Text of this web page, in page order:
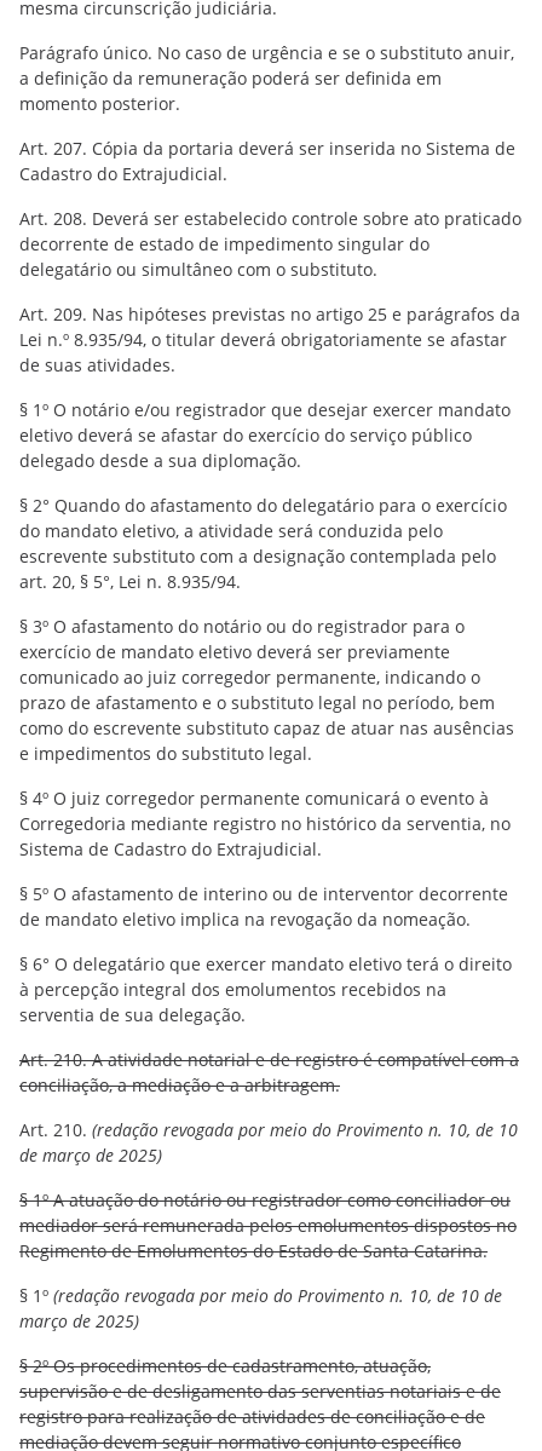
mesma circunscrição judiciária.
Parágrafo único. No caso de urgência e se o substituto anuir,
a definição da remuneração poderá ser definida em
momento posterior.
Art. 207. Cópia da portaria deverá ser inserida no Sistema de
Cadastro do Extrajudicial.
Art. 208. Deverá ser estabelecido controle sobre ato praticado
decorrente de estado de impedimento singular do
delegatário ou simultâneo com o substituto.
Art. 209. Nas hipóteses previstas no artigo 25 e parágrafos da
Lei n.º 8.935/94, o titular deverá obrigatoriamente se afastar
de suas atividades.
§ 1º O notário e/ou registrador que desejar exercer mandato
eletivo deverá se afastar do exercício do serviço público
delegado desde a sua diplomação.
§ 2° Quando do afastamento do delegatário para o exercício
do mandato eletivo, a atividade será conduzida pelo
escrevente substituto com a designação contemplada pelo
art. 20, § 5°, Lei n. 8.935/94.
§ 3º O afastamento do notário ou do registrador para o
exercício de mandato eletivo deverá ser previamente
comunicado ao juiz corregedor permanente, indicando o
prazo de afastamento e o substituto legal no período, bem
como do escrevente substituto capaz de atuar nas ausências
e impedimentos do substituto legal.
§ 4º O juiz corregedor permanente comunicará o evento à
Corregedoria mediante registro no histórico da serventia, no
Sistema de Cadastro do Extrajudicial.
§ 5º O afastamento de interino ou de interventor decorrente
de mandato eletivo implica na revogação da nomeação.
§ 6° O delegatário que exercer mandato eletivo terá o direito
à percepção integral dos emolumentos recebidos na
serventia de sua delegação.
Art. 210. A atividade notarial e de registro é compatível com a
conciliação, a mediação e a arbitragem.
Art. 210. (redação revogada por meio do Provimento n. 10, de 10
de março de 2025)
§ 1º A atuação do notário ou registrador como conciliador ou
mediador será remunerada pelos emolumentos dispostos no
Regimento de Emolumentos do Estado de Santa Catarina.
§ 1º (redação revogada por meio do Provimento n. 10, de 10 de
março de 2025)
§ 2º Os procedimentos de cadastramento, atuação,
supervisão e de desligamento das serventias notariais e de
registro para realização de atividades de conciliação e de
mediação devem seguir normativo conjunto específico